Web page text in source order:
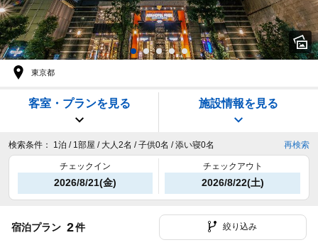
東京都
客室・プランを見る 施設情報を見る
検索条件： 1泊 / 1部屋 / 大人2名 / 子供0名 / 添い寝0名 再検索
チェックイン
2026/8/21(金)
チェックアウト
2026/8/22(土)
宿泊プラン 2件 絞り込み